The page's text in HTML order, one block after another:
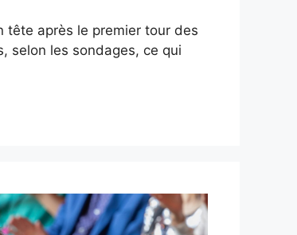
tête après le premier tour des
selon les sondages, ce qui